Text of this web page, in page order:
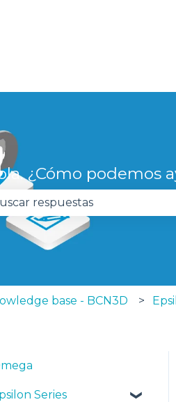
de Mostrar submenú de
¿Cómo podemos
hay sugerencias porque el
base - BCN3D
Series